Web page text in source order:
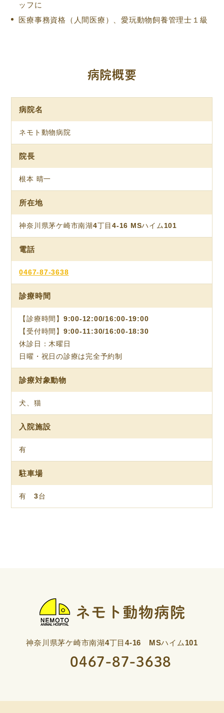
ッフに
医療事務資格（人間医療）、愛玩動物飼養管理士１級
病院概要
病院名
ネモト動物病院
院長
根本 晴一
所在地
神奈川県茅ケ崎市南湖4丁目4-16 MSハイム101
電話
0467-87-3638
診療時間
【診療時間】9:00-12:00/16:00-19:00
【受付時間】9:00-11:30/16:00-18:30
休診日：木曜日
日曜・祝日の診療は完全予約制
診療対象動物
犬、猫
入院施設
有
駐車場
有 3台
神奈川県茅ケ崎市南湖4丁目4-16 MSハイム101
0467-87-3638